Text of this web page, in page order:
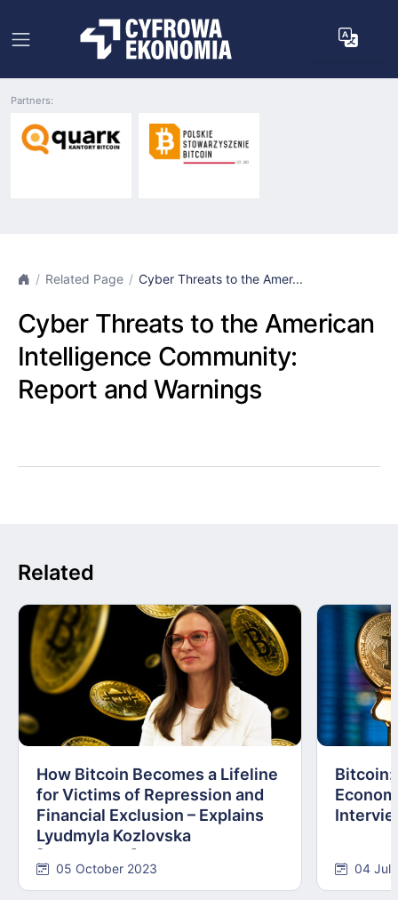
Partners:
Related Page Cyber Threats to the Amer...
Cyber Threats to the American
Intelligence Community:
Report and Warnings
Related
How Bitcoin Becomes a Lifeline
for Victims of Repression and
Financial Exclusion – Explains
Lyudmyla Kozlovska
05 October 2023
Bitcoin:
04